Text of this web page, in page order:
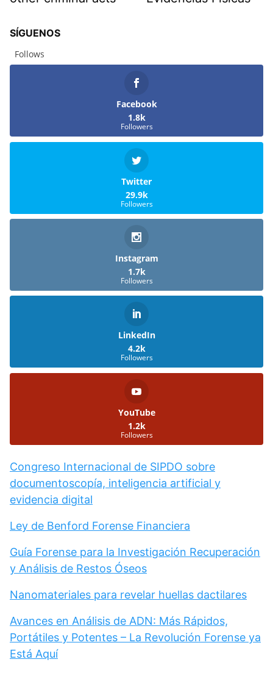
SÍGUENOS
Follows
Facebook
1.8k
Followers
Twitter
29.9k
Followers
Instagram
1.7k
Followers
LinkedIn
4.2k
Followers
YouTube
1.2k
Followers
Congreso Internacional de SIPDO sobre
documentoscopía, inteligencia artificial y
evidencia digital
Ley de Benford Forense Financiera
Guía Forense para la Investigación Recuperación
y Análisis de Restos Óseos
Nanomateriales para revelar huellas dactilares
Avances en Análisis de ADN: Más Rápidos,
Portátiles y Potentes – La Revolución Forense ya
Está Aquí